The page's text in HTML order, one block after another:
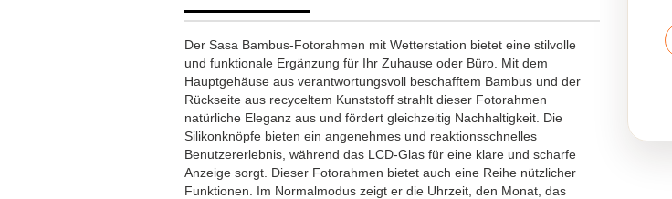
Der Sasa Bambus-Fotorahmen mit Wetterstation bietet eine stilvolle
und funktionale Ergänzung für Ihr Zuhause oder Büro. Mit dem
Hauptgehäuse aus verantwortungsvoll beschafftem Bambus und der
Rückseite aus recyceltem Kunststoff strahlt dieser Fotorahmen
natürliche Eleganz aus und fördert gleichzeitig Nachhaltigkeit. Die
Silikonknöpfe bieten ein angenehmes und reaktionsschnelles
Benutzererlebnis, während das LCD-Glas für eine klare und scharfe
Anzeige sorgt. Dieser Fotorahmen bietet auch eine Reihe nützlicher
Funktionen. Im Normalmodus zeigt er die Uhrzeit, den Monat, das